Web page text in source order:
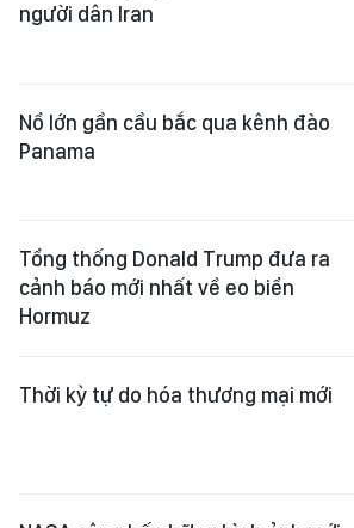
người dân Iran
Nổ lớn gần cầu bắc qua kênh đào
Panama
Tổng thống Donald Trump đưa ra
cảnh báo mới nhất về eo biển
Hormuz
Thời kỳ tự do hóa thương mại mới